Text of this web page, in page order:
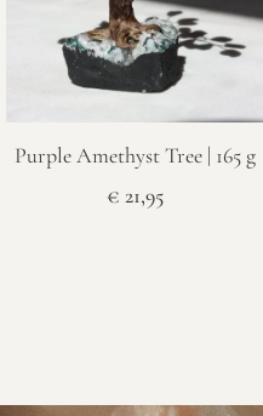
Purple Amethyst Tree | 165 g
€ 21,95